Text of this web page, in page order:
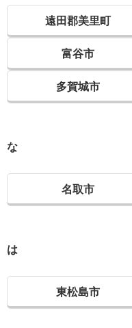
遠田郡美里町
富谷市
多賀城市
な
名取市
は
東松島市